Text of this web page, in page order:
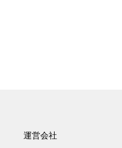
運営会社